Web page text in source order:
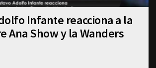
Infante reacciona a la
Ana Show y la Wanders